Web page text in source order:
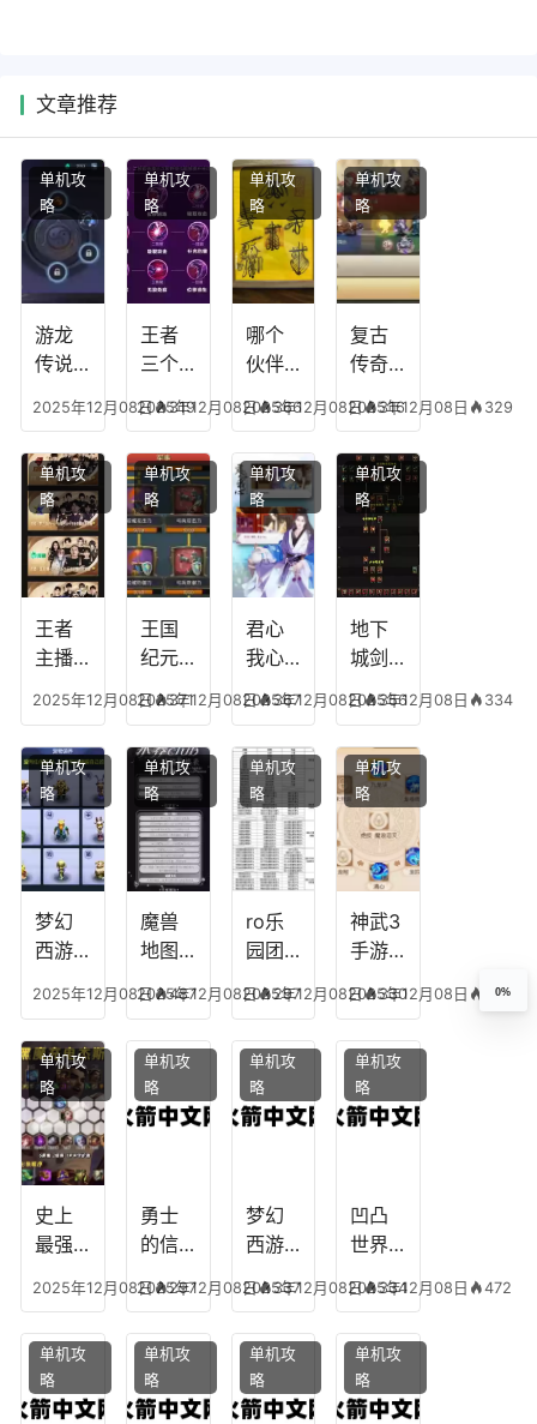
文章推荐
游龙
传说
能，
游龙
传说
多少
级能
挖矿
2025年12月08日 319
单机攻
略
王者
三个
加
点，
王者
技能
可以
放三
个是
什么
模式
2025年12月08日 366
单机攻
略
哪个
伙伴
心符
技
能，
失心
符命
中后
附加
五雷
2025年12月08日 316
单机攻
略
复古
传奇
平民
搭配
阵
容，
复古
传奇
英雄
版哪
个组
合平
2025年12月08日 329
单机攻
略
王者
主播
搭
配，
王者
最强
的主
播
2025年12月08日 371
单机攻
略
王国
纪元
搭
配，
王国
纪元
最强
2025年12月08日 367
单机攻
略
君心
我心
宫攻
略，
君心
我心
剧情
文本
2025年12月08日 356
单机攻
略
地下
城剑
能加
点
图，
地下
城剑
神用
什么
装备
2025年12月08日 334
单机攻
略
梦幻
西游
凡，
梦幻
十二
生肖
2025年12月08日 487
单机攻
略
魔兽
地图
任务
攻
略，
魔兽
世界
2025年12月08日 297
单机攻
略
ro乐
园团
附
魔，
乐园
团装
备任
2025年12月08日 330
单机攻
略
神武3
手游
辅助
技能
加
点，
神武
龙宫
怎么
2025年12月08日 337
单机攻
略
史上
最强
容搭
配，
最强
法师
2025年12月08日 297
单机攻
略
勇士
的信
物技
能，
勇士
的信
仰宠
2025年12月08日 337
单机攻
略
梦幻
西游
炼丹
炉攻
略，
梦幻
西游
2025年12月08日 334
单机攻
略
凹凸
世界
全部
阵容
搭
配，
凹凸
2025年12月08日 472
单机攻
略
单机攻
略
单机攻
略
单机攻
略
单机攻
略
0%